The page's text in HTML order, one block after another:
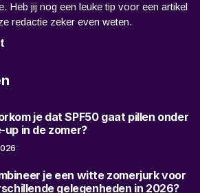
Heb jij nog een leuke tip voor een artikel
redactie zeker even weten.
je dat SPF50 gaat pillen onder
up in de zomer?
je een witte zomerjurk voor
gelegenheden in 2026?